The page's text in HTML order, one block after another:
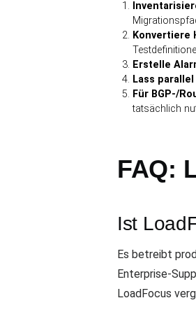
Konvertiere
Erstelle
Lass
Für BGP-/
tatsächlich
FAQ:
Ist
Es betreibt
Enterprise-
LoadFocus